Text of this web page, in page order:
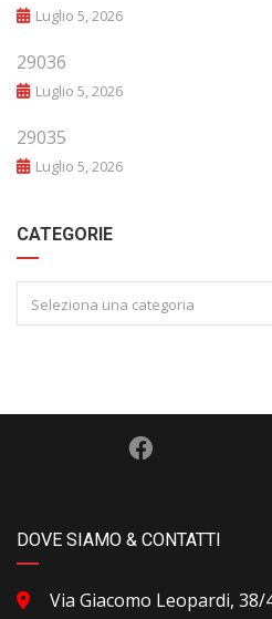
Luglio 5, 2026
29036
Luglio 5, 2026
29035
Luglio 5, 2026
CATEGORIE
Seleziona una categoria
DOVE SIAMO & CONTATTI
Via Giacomo Leopardi, 38/